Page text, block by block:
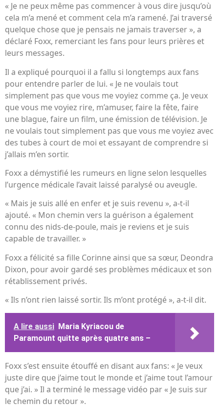
« Je ne peux même pas commencer à vous dire jusqu’où
cela m’a mené et comment cela m’a ramené. J’ai traversé
quelque chose que je pensais ne jamais traverser », a
déclaré Foxx, remerciant les fans pour leurs prières et
leurs messages.
Il a expliqué pourquoi il a fallu si longtemps aux fans
pour entendre parler de lui. « Je ne voulais tout
simplement pas que vous me voyiez comme ça. Je veux
que vous me voyiez rire, m’amuser, faire la fête, faire
une blague, faire un film, une émission de télévision. Je
ne voulais tout simplement pas que vous me voyiez avec
des tubes à court de moi et essayant de comprendre si
j’allais m’en sortir.
Foxx a démystifié les rumeurs en ligne selon lesquelles
l’urgence médicale l’avait laissé paralysé ou aveugle.
« Mais je suis allé en enfer et je suis revenu », a-t-il
ajouté. « Mon chemin vers la guérison a également
connu des nids-de-poule, mais je reviens et je suis
capable de travailler. »
Foxx a félicité sa fille Corinne ainsi que sa sœur, Deondra
Dixon, pour avoir gardé ses problèmes médicaux et son
rétablissement privés.
« Ils n’ont rien laissé sortir. Ils m’ont protégé », a-t-il dit.
A lire aussi Maria Kyriacou de
Paramount quitte après quatre ans –
Foxx s’est ensuite étouffé en disant aux fans: « Je veux
juste dire que j’aime tout le monde et j’aime tout l’amour
que j’ai. » Il a terminé le message vidéo par « Je suis sur
le chemin du retour ».